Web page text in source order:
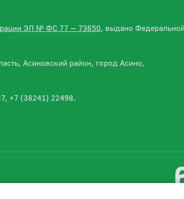
ЭЛ № ФС 77 — 73650, выдано Федеральной
Асиновский район, город Асино,
+7 (38241) 22498.